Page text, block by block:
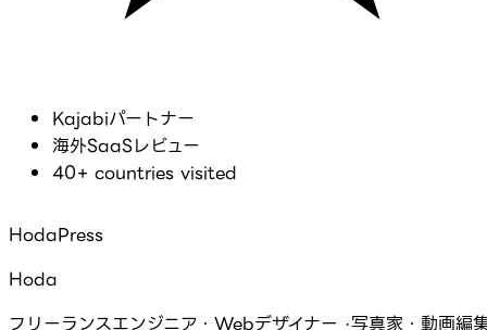
Kajabiパートナー
海外SaaSレビュー
40+ countries visited
HodaPress
Hoda
フリーランスエンジニア・Webデザイナー ·写真家・動画編